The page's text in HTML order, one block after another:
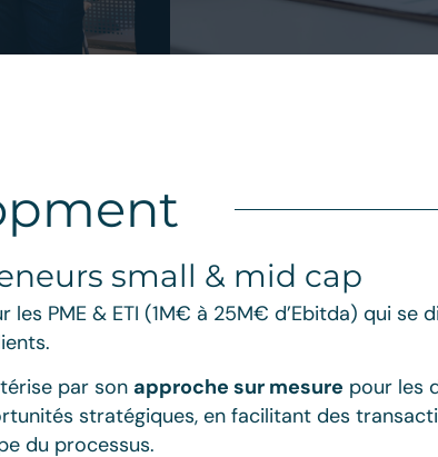
entre
permettant
faciliter la
de
le diagnostic qu’il faut
reconditionner la
small & mid cap
les PME & ETI (1M€ à 25M€ d’Ebitda) qui se
par son approche sur mesure pour les
stratégiques, en facilitant des
du processus.